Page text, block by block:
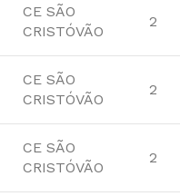
CE SÃO
CRISTÓVÃO
2
CE SÃO
CRISTÓVÃO
2
CE SÃO
CRISTÓVÃO
2